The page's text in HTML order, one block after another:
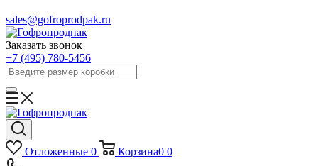
sales@gofroprodpak.ru
Заказать звонок
+7 (495) 780-5456
Отложенные 0 Корзина0 0